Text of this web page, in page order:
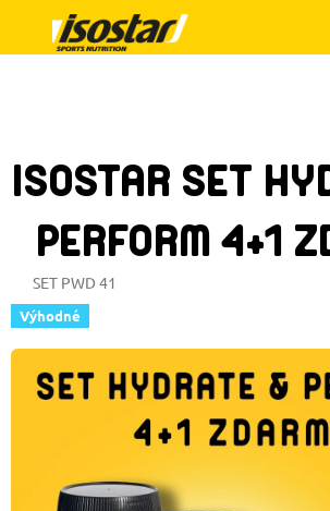
obsah
ISOSTAR SET
PERFORM 4+1
SET PWD 41
Výhodné